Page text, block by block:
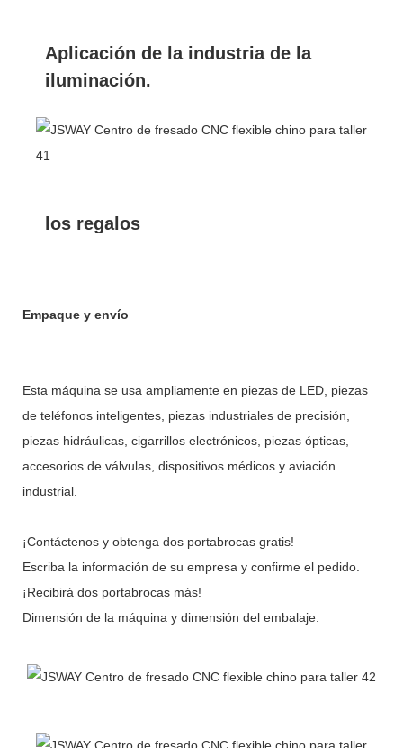
Aplicación de la industria de la
iluminación.
los regalos
Empaque y envío
Esta máquina se usa ampliamente en piezas de LED, piezas
de teléfonos inteligentes, piezas industriales de precisión,
piezas hidráulicas, cigarrillos electrónicos, piezas ópticas,
accesorios de válvulas, dispositivos médicos y aviación
industrial.
¡Contáctenos y obtenga dos portabrocas gratis!
Escriba la información de su empresa y confirme el pedido.
¡Recibirá dos portabrocas más!
Dimensión de la máquina y dimensión del embalaje.